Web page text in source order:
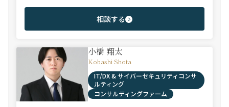
相談する
小橋 翔太
Kobashi Shota
IT/DX & サイバーセキュリティコンサ
ルティング
コンサルティングファーム